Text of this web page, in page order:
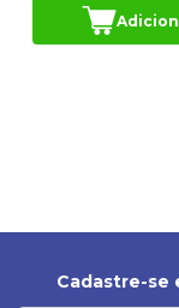
Cadastre-se